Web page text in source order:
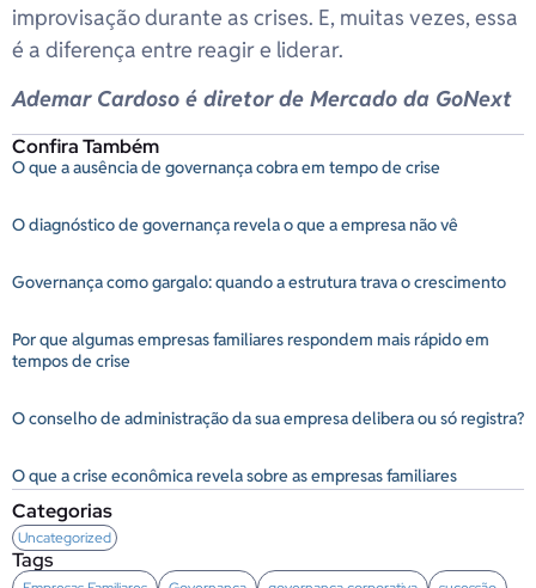
Categorias
Uncategorized
Tags
Confira Também
O que a ausência de governança cobra em tempo de crise
O diagnóstico de governança revela o que a empresa não vê
Governança como gargalo: quando a estrutura trava o crescimento
Por que algumas empresas familiares respondem mais rápido em
tempos de crise
O conselho de administração da sua empresa delibera ou só registra?
O que a crise econômica revela sobre as empresas familiares
improvisação durante as crises. E, muitas vezes, essa
é a diferença entre reagir e liderar.
Ademar Cardoso é diretor de Mercado da GoNext